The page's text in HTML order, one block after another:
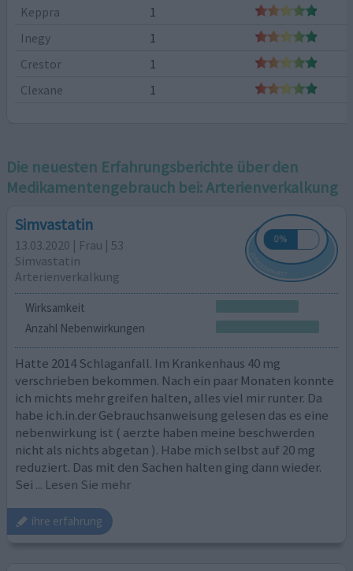
Keppra
1
Inegy
1
Crestor
1
Clexane
1
Die neuesten Erfahrungsberichte über den
Medikamentengebrauch bei:Arterienverkalkung
Simvastatin
13.03.2020 | Frau | 53
Simvastatin
Arterienverkalkung
Wirksamkeit
Anzahl Nebenwirkungen
Hatte 2014 Schlaganfall. Im Krankenhaus 40 mg
verschrieben bekommen. Nach ein paar Monaten konnte
ich michts mehr greifen halten, alles viel mir runter. Da
habe ich.in.der Gebrauchsanweisung gelesen das es eine
nebenwirkung ist ( aerzte haben meine beschwerden
nicht als nichts abgetan ). Habe mich selbst auf 20 mg
reduziert. Das mit den Sachen halten ging dann wieder.
Sei ... Lesen Sie mehr
ihre erfahrung